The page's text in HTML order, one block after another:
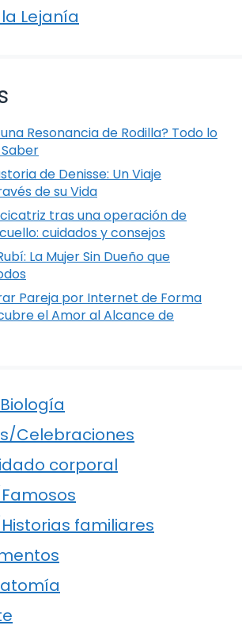
Lejanía
Resonancia de Rodilla? Todo lo
de Denisse: Un Viaje
de su Vida
tras una operación de
cuidados y consejos
La Mujer Sin Dueño que
Pareja por Internet de Forma
el Amor al Alcance de
Celebraciones
corporal
familiares